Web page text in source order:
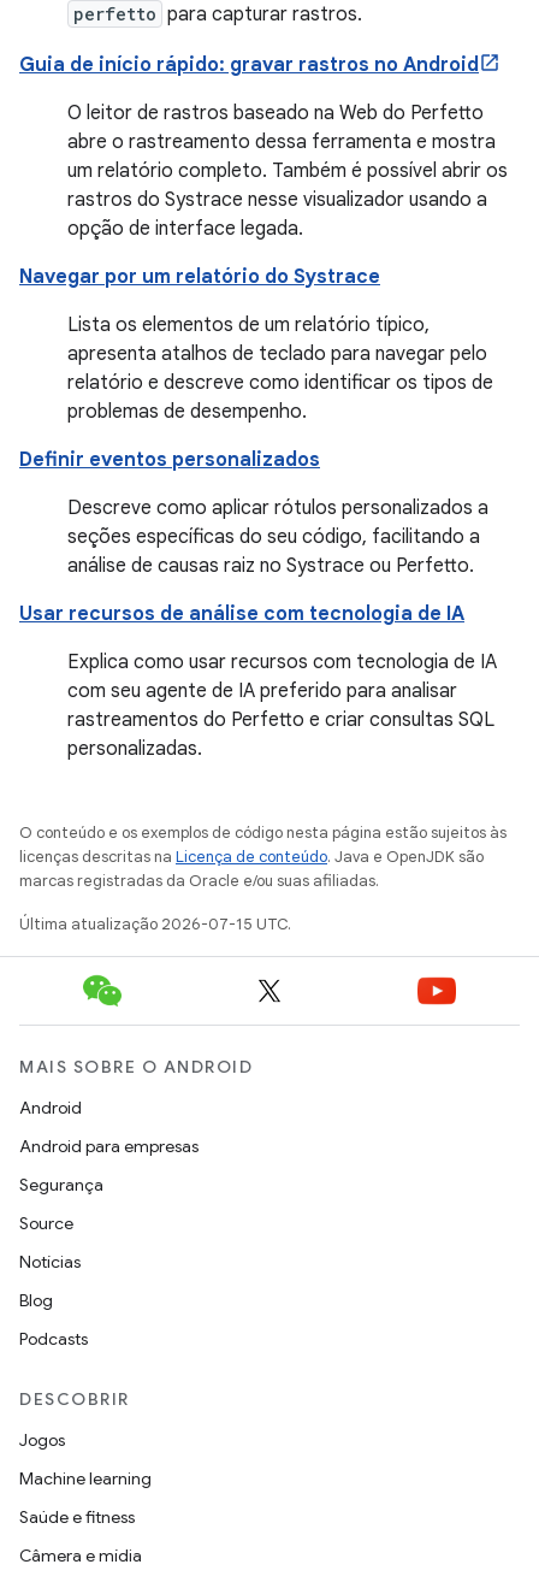
perfetto para capturar rastros.
Guia de início rápido: gravar rastros no Android
O leitor de rastros baseado na Web do Perfetto
abre o rastreamento dessa ferramenta e mostra
um relatório completo. Também é possível abrir os
rastros do Systrace nesse visualizador usando a
opção de interface legada.
Navegar por um relatório do Systrace
Lista os elementos de um relatório típico,
apresenta atalhos de teclado para navegar pelo
relatório e descreve como identificar os tipos de
problemas de desempenho.
Definir eventos personalizados
Descreve como aplicar rótulos personalizados a
seções específicas do seu código, facilitando a
análise de causas raiz no Systrace ou Perfetto.
Usar recursos de análise com tecnologia de IA
Explica como usar recursos com tecnologia de IA
com seu agente de IA preferido para analisar
rastreamentos do Perfetto e criar consultas SQL
personalizadas.
O conteúdo e os exemplos de código nesta página estão sujeitos às
licenças descritas na Licença de conteúdo. Java e OpenJDK são
marcas registradas da Oracle e/ou suas afiliadas.
Última atualização 2026-07-15 UTC.
MAIS SOBRE O ANDROID
Android
Android para empresas
Segurança
Source
Notícias
Blog
Podcasts
DESCOBRIR
Jogos
Machine learning
Saúde e fitness
Câmera e mídia